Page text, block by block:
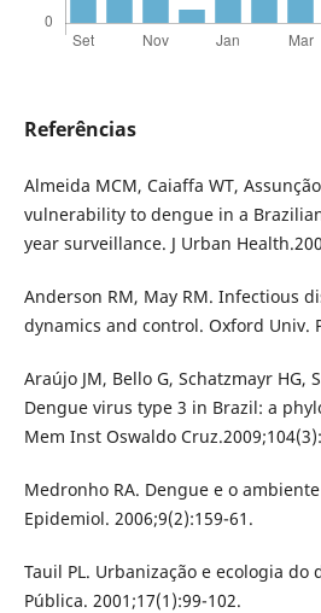
Referências
Almeida MCM, Caiaffa WT,
vulnerability to dengue in a
year surveillance. J Urban
Anderson RM, May RM. Infectious
dynamics and control. Oxford Univ.
Araújo JM, Bello G, Schatzmayr HG,
Dengue virus type 3 in Brazil: a
Mem Inst Oswaldo
Medronho RA. Dengue e o
Epidemiol. 2006;9(2):159-61.
Tauil PL. Urbanização e ecologia do
Pública. 2001;17(1):99-102.